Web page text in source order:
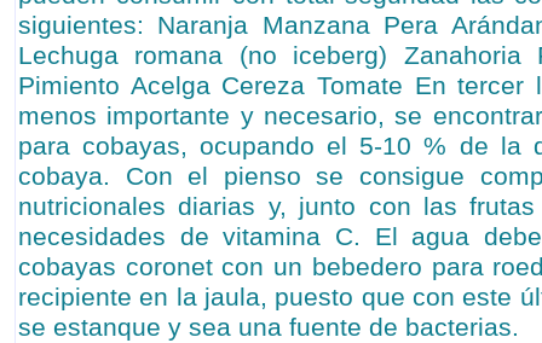
siguientes: Naranja Manzana Pera
Lechuga romana (no iceberg) Zanahoria
Pimiento Acelga Cereza Tomate En
menos importante y necesario, se
para cobayas, ocupando el 5-10 % de la
cobaya. Con el pienso se consigue
nutricionales diarias y, junto con las
necesidades de vitamina C. El agua
cobayas coronet con un bebedero para
recipiente en la jaula, puesto que con este
se estanque y sea una fuente de bacterias.